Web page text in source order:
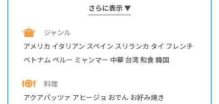
イシダイ・イシガキダイイスズミイトヨリダイ
オイカワ・カワムツ・モロコ
カツオ カマス カレイカワハギカンパチ
キジハタ・アコウキスキュウセン･ベラ
グチ･イシモチ
さらに表示 ▼
ジャンル
アメリカ イタリアン スペイン スリランカ タイ フレンチ
ベトナム ペルー ミャンマー 中華 台湾 和食 韓国
料理
アクアパッツァ アヒージョ おでん お好み焼き